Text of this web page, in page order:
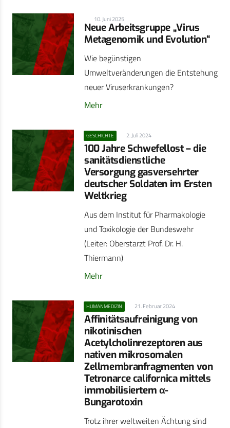
10. Juni 2025
Neue Arbeitsgruppe „Virus
Metagenomik und Evolution“
Wie begünstigen
Umweltveränderungen die Entstehung
neuer Viruserkrankungen?
Mehr
GESCHICHTE 2. Juli 2024
100 Jahre Schwefellost – die
sanitätsdienstliche
Versorgung gasversehrter
deutscher Soldaten im Ersten
Weltkrieg
Aus dem Institut für Pharmakologie
und Toxikologie der Bundeswehr
(Leiter: Oberstarzt Prof. Dr. H.
Thiermann)
Mehr
HUMANMEDIZIN 21. Februar 2024
Affinitätsaufreinigung von
nikotinischen
Acetylcholinrezeptoren aus
nativen mikrosomalen
Zellmembranfragmenten von
Tetronarce californica mittels
immobilisiertem α-
Bungarotoxin
Trotz ihrer weltweiten Ächtung sind